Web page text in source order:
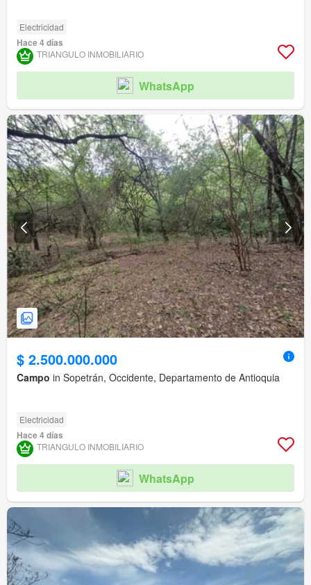
Electricidad
Hace 4 días
TRIANGULO INMOBILIARIO
WhatsApp
$ 2.500.000.000
Campo in Sopetrán, Occidente, Departamento de Antioquia
Electricidad
Hace 4 días
TRIANGULO INMOBILIARIO
WhatsApp